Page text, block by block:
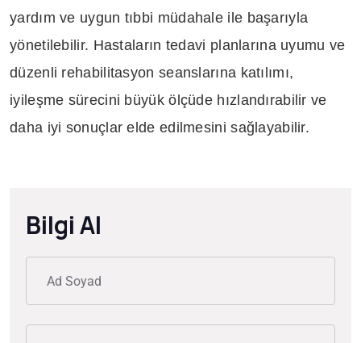
yardım ve uygun tıbbi müdahale ile başarıyla
yönetilebilir. Hastaların tedavi planlarına uyumu ve
düzenli rehabilitasyon seanslarına katılımı,
iyileşme sürecini büyük ölçüde hızlandırabilir ve
daha iyi sonuçlar elde edilmesini sağlayabilir.
Bilgi Al